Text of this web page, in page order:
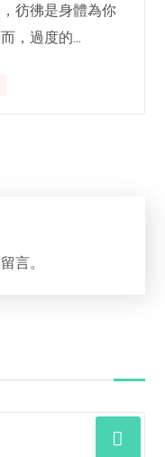
彷彿是身體為你
，過度的...
言。